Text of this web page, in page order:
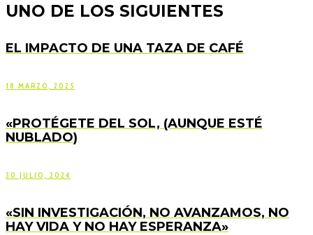
UNO DE LOS SIGUIENTES
EL IMPACTO DE UNA TAZA DE CAFÉ
18 MARZO, 2025
«PROTÉGETE DEL SOL, (AUNQUE ESTÉ
NUBLADO)
30 JULIO, 2024
«SIN INVESTIGACIÓN, NO AVANZAMOS, NO
HAY VIDA Y NO HAY ESPERANZA»